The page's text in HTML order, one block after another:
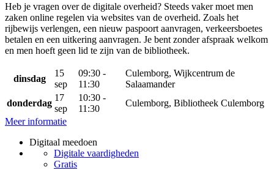
Heb je vragen over de digitale overheid? Steeds vaker moet men
zaken online regelen via websites van de overheid. Zoals het
rijbewijs verlengen, een nieuw paspoort aanvragen, verkeersboetes
betalen en een uitkering aanvragen. Je bent zonder afspraak welkom
en men hoeft geen lid te zijn van de bibliotheek.
dinsdag
15
sep
09:30 -
11:30
Culemborg, Wijkcentrum de
Salaamander
donderdag
17
sep
10:30 -
11:30
Culemborg, Bibliotheek Culemborg
Meer informatie
Digitaal meedoen
Digitale vaardigheden
Gratis